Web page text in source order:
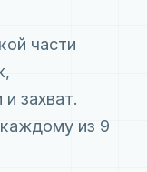
части
захват.
из 9